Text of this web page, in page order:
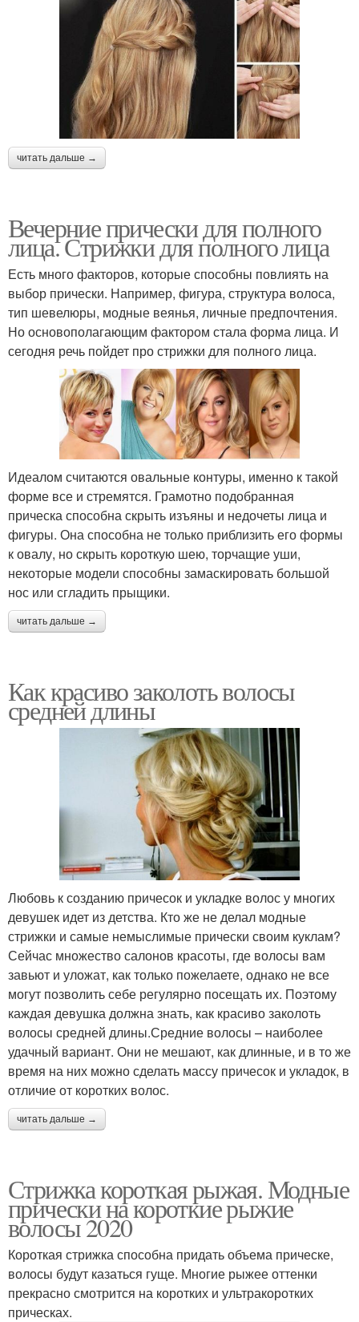
читать дальше →
Вечерние прически для полного
лица. Стрижки для полного лица
Есть много факторов, которые способны повлиять на
выбор прически. Например, фигура, структура волоса,
тип шевелюры, модные веянья, личные предпочтения.
Но основополагающим фактором стала форма лица. И
сегодня речь пойдет про стрижки для полного лица.
Идеалом считаются овальные контуры, именно к такой
форме все и стремятся. Грамотно подобранная
прическа способна скрыть изъяны и недочеты лица и
фигуры. Она способна не только приблизить его формы
к овалу, но скрыть короткую шею, торчащие уши,
некоторые модели способны замаскировать большой
нос или сгладить прыщики.
читать дальше →
Как красиво заколоть волосы
средней длины
Любовь к созданию причесок и укладке волос у многих
девушек идет из детства. Кто же не делал модные
стрижки и самые немыслимые прически своим куклам?
Сейчас множество салонов красоты, где волосы вам
завьют и уложат, как только пожелаете, однако не все
могут позволить себе регулярно посещать их. Поэтому
каждая девушка должна знать, как красиво заколоть
волосы средней длины.Средние волосы – наиболее
удачный вариант. Они не мешают, как длинные, и в то же
время на них можно сделать массу причесок и укладок, в
отличие от коротких волос.
читать дальше →
Стрижка короткая рыжая. Модные
прически на короткие рыжие
волосы 2020
Короткая стрижка способна придать объема прическе,
волосы будут казаться гуще. Многие рыжее оттенки
прекрасно смотрится на коротких и ультракоротких
прическах.